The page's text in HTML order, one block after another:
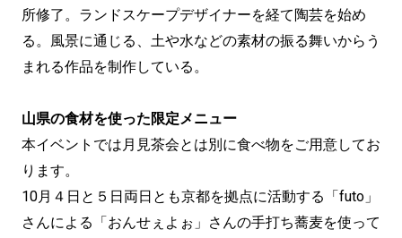
所修了。ランドスケープデザイナーを経て陶芸を始め
る。風景に通じる、土や水などの素材の振る舞いからう
まれる作品を制作している。
山県の食材を使った限定メニュー
本イベントでは月見茶会とは別に食べ物をご用意してお
ります。
10月４日と５日両日とも京都を拠点に活動する「futo」
さんによる「おんせぇよぉ」さんの手打ち蕎麦を使って